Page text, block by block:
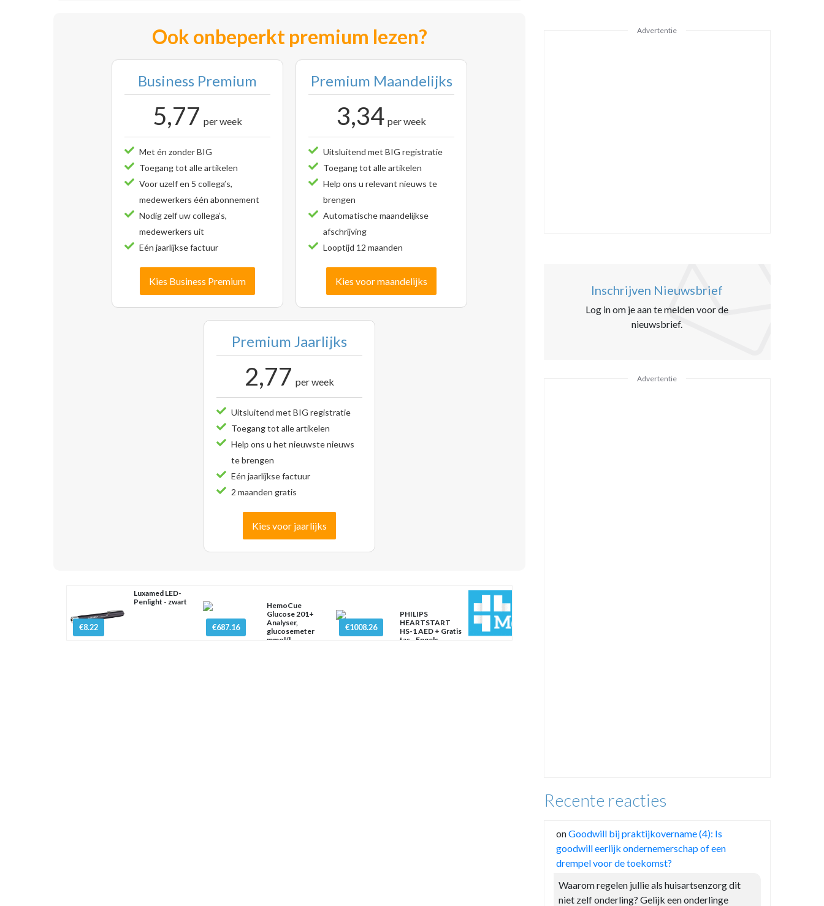
Ook onbeperkt premium lezen?
Business Premium
5,77 per week
Met én zonder BIG
Toegang tot alle artikelen
Voor uzelf en 5 collega’s,
medewerkers één abonnement
Nodig zelf uw collega’s,
medewerkers uit
Eén jaarlijkse factuur
Kies Business Premium
Premium Maandelijks
3,34 per week
Uitsluitend met BIG registratie
Toegang tot alle artikelen
Help ons u relevant nieuws te
brengen
Automatische maandelijkse
afschrijving
Looptijd 12 maanden
Kies voor maandelijks
Premium Jaarlijks
2,77 per week
Uitsluitend met BIG registratie
Toegang tot alle artikelen
Help ons u het nieuwste nieuws
te brengen
Eén jaarlijkse factuur
2 maanden gratis
Kies voor jaarlijks
€8.22
Luxamed LED-
Penlight - zwart
€687.16
HemoCue
Glucose 201+
Analyser,
glucosemeter
mmol/l
€1008.26
PHILIPS
HEARTSTART
HS-1 AED + Gratis
tas - Engels
Advertentie
Inschrijven Nieuwsbrief
Log in om je aan te melden voor de
nieuwsbrief.
Advertentie
Recente reacties
onGoodwill bij praktijkovername (4): Is
goodwill eerlijk ondernemerschap of een
drempel voor de toekomst?
Waarom regelen jullie als huisartsenzorg dit
niet zelf onderling? Gelijk een onderlinge